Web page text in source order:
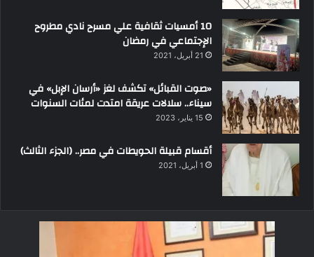
10 أمسيات ثقافية علي مسرح نادي مطروح
الإجتماعي في رمضان
21 أبريل، 2021
«صوت القبائل» تكشف لغز «أرسان الإبل» في
سيناء.. سلالات عريقة امتدت لمئات السنوات
15 يناير، 2023
أقسام قبيلة الحويطات في مصر.. (الجزء الثالث)
1 أبريل، 2021